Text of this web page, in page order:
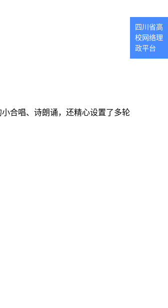
合唱、诗朗诵，还精心设置了多轮
四川省高
校网络理
政平台